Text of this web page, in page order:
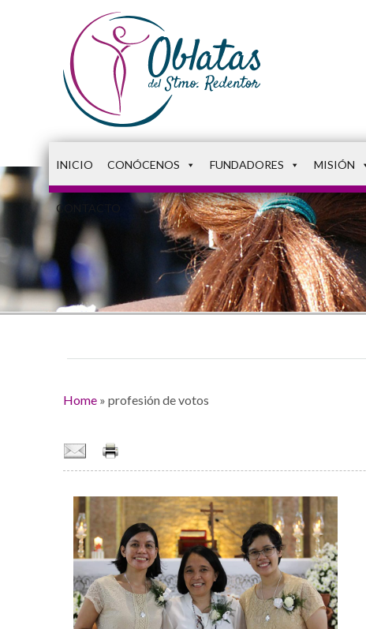
INICIO CONÓCENOS FUNDADORES MISIÓN
CONTACTO
Home» profesión de votos